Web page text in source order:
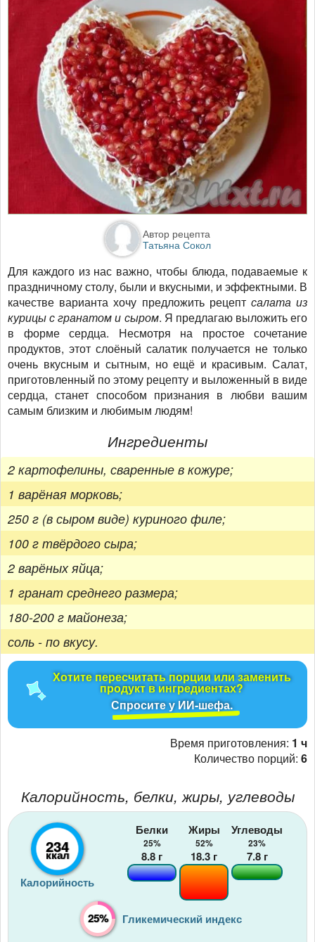
Автор рецепта
Татьяна Сокол
Для каждого из нас важно, чтобы блюда, подаваемые к
праздничному столу, были и вкусными, и эффектными. В
качестве варианта хочу предложить рецепт салата из
курицы с гранатом и сыром. Я предлагаю выложить его
в форме сердца. Несмотря на простое сочетание
продуктов, этот слоёный салатик получается не только
очень вкусным и сытным, но ещё и красивым. Салат,
приготовленный по этому рецепту и выложенный в виде
сердца, станет способом признания в любви вашим
самым близким и любимым людям!
Ингредиенты
2 картофелины, сваренные в кожуре;
1 варёная морковь;
250 г (в сыром виде) куриного филе;
100 г твёрдого сыра;
2 варёных яйца;
1 гранат среднего размера;
180-200 г майонеза;
соль - по вкусу.
Хотите пересчитать порции или заменить
продукт в ингредиентах?
Спросите у ИИ-шефа.
Время приготовления: 1 ч
Количество порций: 6
Калорийность, белки, жиры, углеводы
234
ккал
Калорийность
Белки
25%
8.8 г
Жиры
52%
18.3 г
Углеводы
23%
7.8г
25% Гликемический индекс